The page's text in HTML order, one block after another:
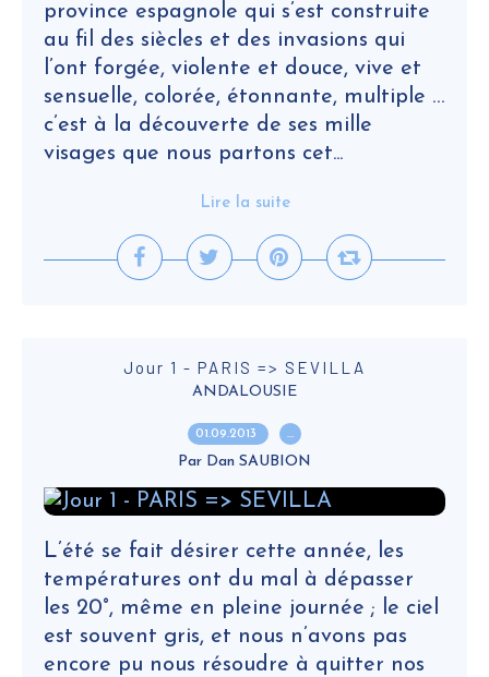
province espagnole qui s’est construite
au fil des siècles et des invasions qui
l’ont forgée, violente et douce, vive et
sensuelle, colorée, étonnante, multiple …
c’est à la découverte de ses mille
visages que nous partons cet...
Lire la suite
Jour 1 - PARIS => SEVILLA
ANDALOUSIE
01.09.2013 …
Par Dan SAUBION
L’été se fait désirer cette année, les
températures ont du mal à dépasser
les 20°, même en pleine journée ; le ciel
est souvent gris, et nous n’avons pas
encore pu nous résoudre à quitter nos